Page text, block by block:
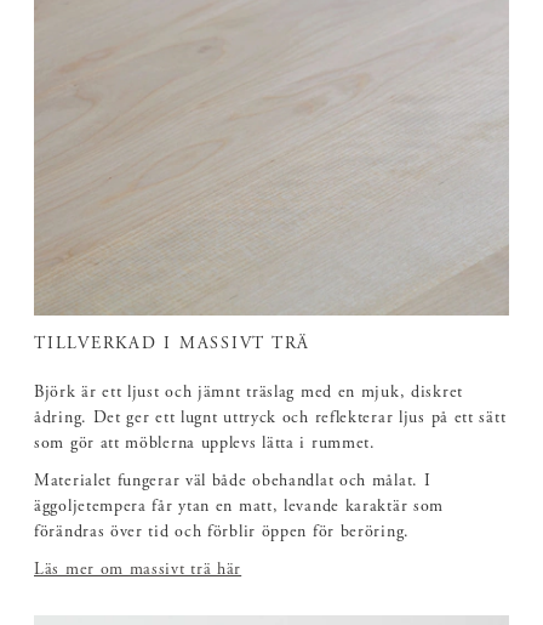
TILLVERKAD I MASSIVT TRÄ
Björk är ett ljust och jämnt träslag med en mjuk, diskret
ådring. Det ger ett lugnt uttryck och reflekterar ljus på ett sätt
som gör att möblerna upplevs lätta i rummet.
Materialet fungerar väl både obehandlat och målat. I
äggoljetempera får ytan en matt, levande karaktär som
förändras över tid och förblir öppen för beröring.
Läs mer om massivt trä här